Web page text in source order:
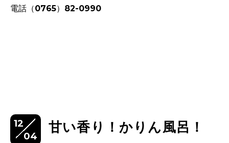
電話（0765）82-0990
12
04
甘い香り！かりん風呂！